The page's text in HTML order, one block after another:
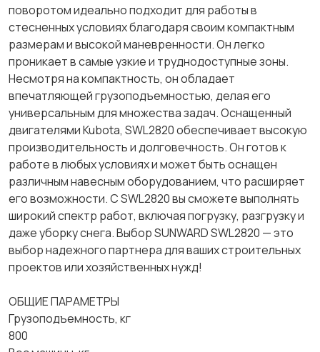
поворотом идеально подходит для работы в
стесненных условиях благодаря своим компактным
размерам и высокой маневренности. Он легко
проникает в самые узкие и труднодоступные зоны.
Несмотря на компактность, он обладает
впечатляющей грузоподъемностью, делая его
универсальным для множества задач. Оснащенный
двигателями Kubota, SWL2820 обеспечивает высокую
производительность и долговечность. Он готов к
работе в любых условиях и может быть оснащен
различным навесным оборудованием, что расширяет
его возможности. С SWL2820 вы сможете выполнять
широкий спектр работ, включая погрузку, разгрузку и
даже уборку снега. Выбор SUNWARD SWL2820 — это
выбор надежного партнера для ваших строительных
проектов или хозяйственных нужд!
ОБЩИЕ ПАРАМЕТРЫ
Грузоподъемность, кг
800